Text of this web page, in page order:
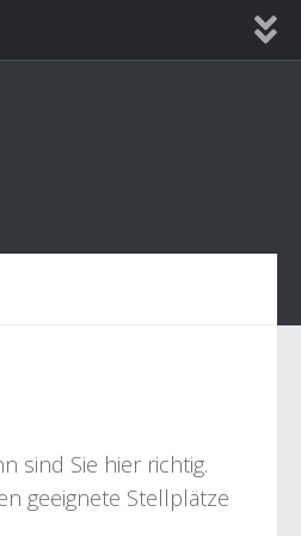
sind Sie hier richtig.
geeignete Stellplätze